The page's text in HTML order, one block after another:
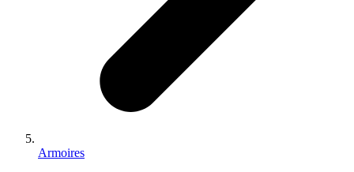
Armoires